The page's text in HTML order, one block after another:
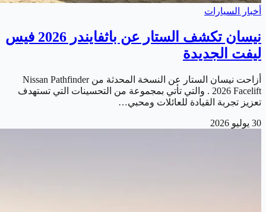
أخبار السيارات
نيسان تكشف الستار عن باثفايندر 2026 فيس
ليفت الجديدة
أزاحت نيسان الستار عن النسخة المحدثة من Nissan Pathfinder
2026 Facelift . والتي تأتي بمجموعة من التحسينات التي تستهدف
تعزيز تجربة القيادة للعائلات ومحبي…
30 يوليو 2026